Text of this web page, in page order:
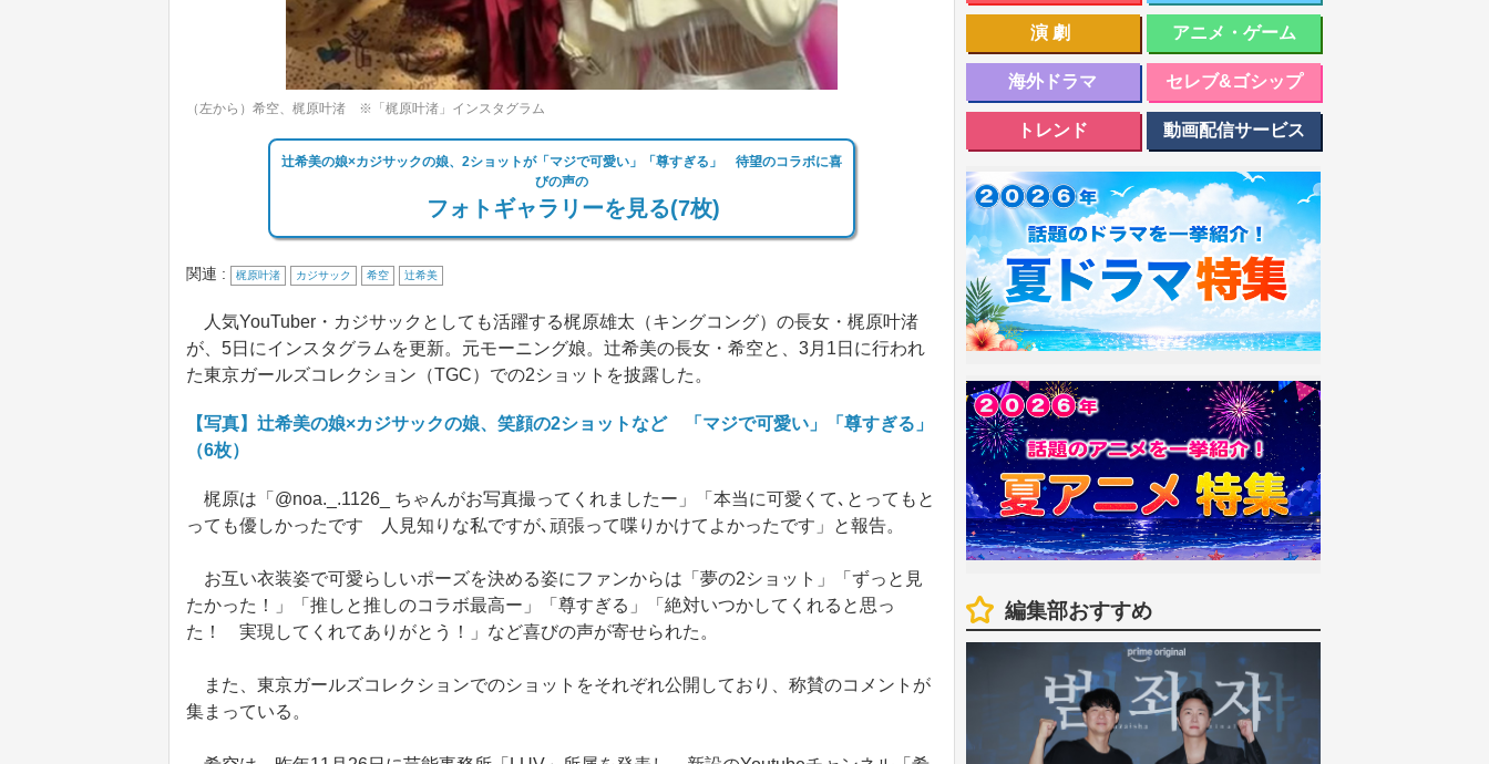
（左から）希空、梶原叶渚 ※「梶原叶渚」インスタグラム
辻希美の娘×カジサックの娘、2ショットが「マジで可愛い」「尊すぎる」 待望のコラボに喜
びの声の
フォトギャラリーを見る(7枚)
関連 : 梶原叶渚 カジサック 希空 辻希美
人気YouTuber・カジサックとしても活躍する梶原雄太（キングコング）の長女・梶原叶渚
が、5日にインスタグラムを更新。元モーニング娘。辻希美の長女・希空と、3月1日に行われ
た東京ガールズコレクション（TGC）での2ショットを披露した。
【写真】辻希美の娘×カジサックの娘、笑顔の2ショットなど 「マジで可愛い」「尊すぎる」
（6枚）
梶原は「@noa._.1126_ ちゃんがお写真撮ってくれましたー」「本当に可愛くて､とってもと
っても優しかったです 人見知りな私ですが､頑張って喋りかけてよかったです」と報告。
お互い衣装姿で可愛らしいポーズを決める姿にファンからは「夢の2ショット」「ずっと見
たかった！」「推しと推しのコラボ最高ー」「尊すぎる」「絶対いつかしてくれると思っ
た！ 実現してくれてありがとう！」など喜びの声が寄せられた。
また、東京ガールズコレクションでのショットをそれぞれ公開しており、称賛のコメントが
集まっている。
演劇 アニメ・ゲーム
海外ドラマ セレブ&ゴシップ
トレンド 動画配信サービス
編集部おすすめ